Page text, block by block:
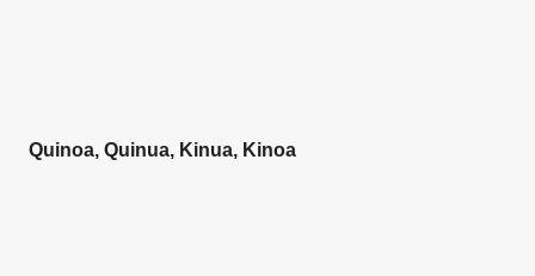
Quinoa, Quinua, Kinua, Kinoa